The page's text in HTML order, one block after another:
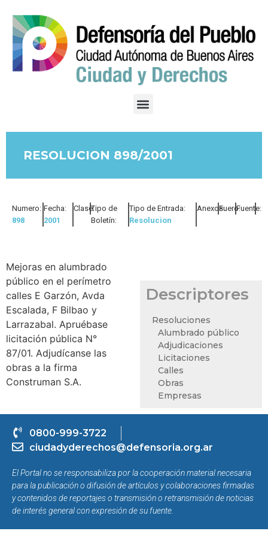
RESOLUCION 898/2001
Numero:
898
Fecha:
2001
Clase:Tipo de
Boletín:
Tipo de Entrada:
Resolucion
Anexos:Fuero:Fuente:
Mejoras en alumbrado
público en el perímetro
calles E Garzón, Avda
Escalada, F Bilbao y
Larrazabal. Apruébase
licitación pública N°
87/01. Adjudícanse las
obras a la firma
Construman S.A.
Descriptores
Resoluciones
Alumbrado público
Adjudicaciones
Licitaciones
Calles
Obras
Empresas
0800-999-3722
ciudadyderechos@defensoria.org.ar
El Portal no se responsabiliza por la cooperación material necesaria
para la publicación o difusión de artículos y colaboraciones firmadas
y contenidos de reportajes o transmisión o retransmisión de noticias
de interés general con expresión de su fuente.